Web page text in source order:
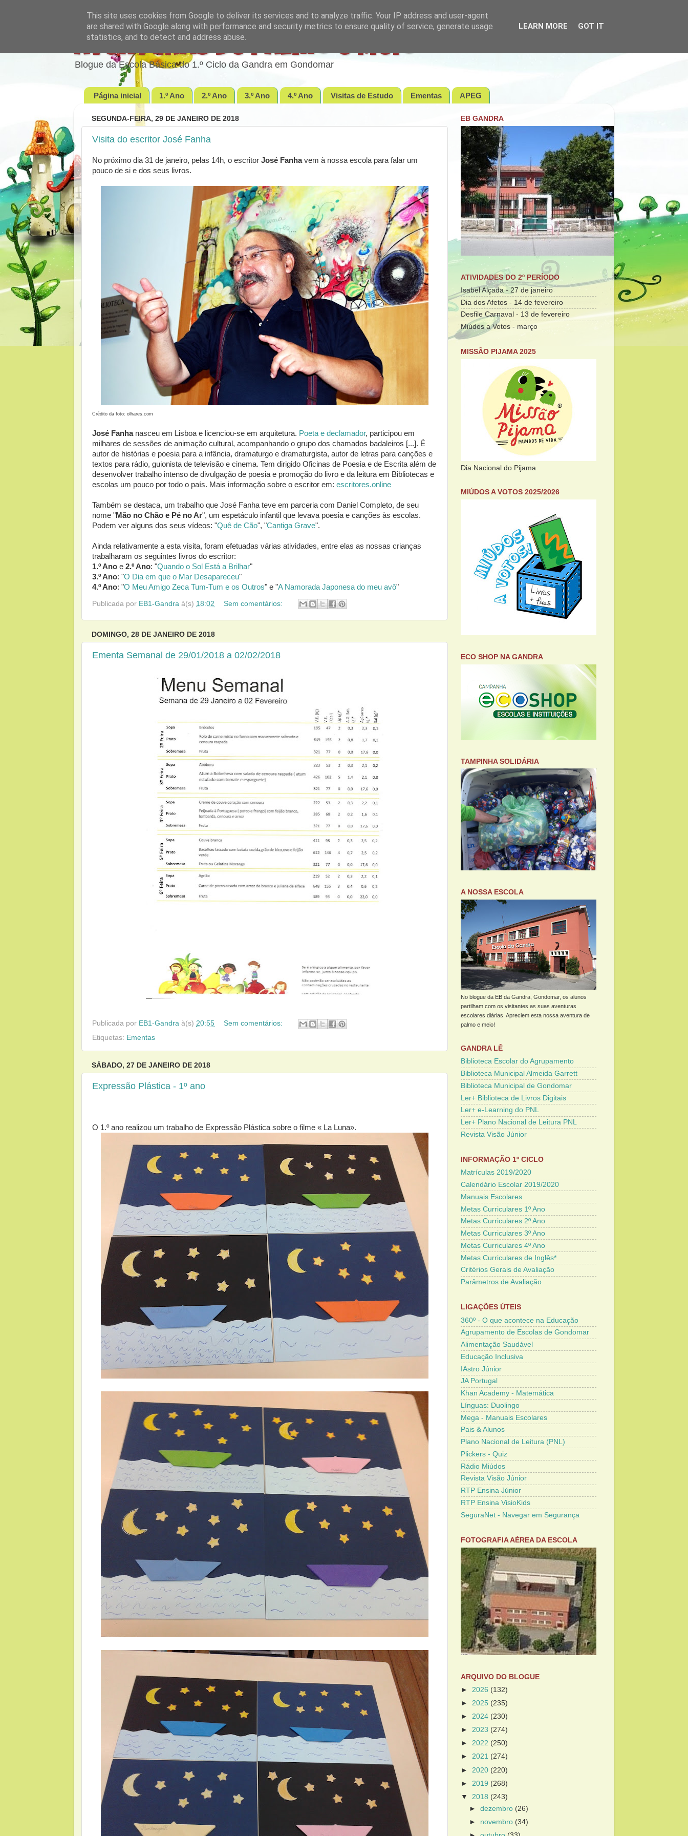
Aventuras de Palmo e Meio
Blogue da Escola Básica do 1.º Ciclo da Gandra em Gondomar
Página inicial 1.º Ano 2.º Ano 3.º Ano 4.º Ano Visitas de Estudo Ementas APEG
SEGUNDA-FEIRA, 29 DE JANEIRO DE 2018
Visita do escritor José Fanha
No próximo dia 31 de janeiro, pelas 14h, o escritor José Fanhavem à nossa escola para falar um
pouco de si e dos seus livros.
Crédito da foto: olhares.com
José Fanhanasceu em Lisboa e licenciou-se em arquitetura. Poeta e declamador, participou em
milhares de sessões de animação cultural, acompanhando o grupo dos chamados badaleiros [...]. É
autor de histórias e poesia para a infância, dramaturgo e dramaturgista, autor de letras para canções e
textos para rádio, guionista de televisão e cinema. Tem dirigido Oficinas de Poesia e de Escrita além de
desenvolver trabalho intenso de divulgação de poesia e promoção do livro e da leitura em Bibliotecas e
escolas um pouco por todo o país. Mais informação sobre o escritor em: escritores.online
Também se destaca, um trabalho que José Fanha teve em parceria com Daniel Completo, de seu
nome "Mão no Chão e Pé no Ar", um espetáculo infantil que levava poesia e canções às escolas.
Podem ver alguns dos seus vídeos: "Quê de Cão", "Cantiga Grave".
Ainda relativamente a esta visita, foram efetuadas várias atividades, entre elas as nossas crianças
trabalharam os seguintes livros do escritor:
1.º Ano e 2.º Ano: "Quando o Sol Está a Brilhar"
3.º Ano: "O Dia em que o Mar Desapareceu"
4.º Ano: "O Meu Amigo Zeca Tum-Tum e os Outros" e "A Namorada Japonesa do meu avô"
Publicada por EB1-Gandra à(s) 18:02 Sem comentários:
DOMINGO, 28 DE JANEIRO DE 2018
Ementa Semanal de 29/01/2018 a 02/02/2018
Publicada por EB1-Gandra à(s) 20:55
Sem comentários:
Etiquetas: Ementas
SÁBADO, 27 DE JANEIRO DE 2018
Expressão Plástica - 1º ano
O 1.º ano realizou um trabalho de Expressão Plástica sobre o filme « La Luna».
EB GANDRA
ATIVIDADES DO 2º PERÍODO
Isabel Alçada - 27 de janeiro
Dia dos Afetos - 14 de fevereiro
Desfile Carnaval - 13 de fevereiro
Miúdos a Votos - março
MISSÃO PIJAMA 2025
Dia Nacional do Pijama
MIÚDOS A VOTOS 2025/2026
ECO SHOP NA GANDRA
TAMPINHA SOLIDÁRIA
A NOSSA ESCOLA
No blogue da EB da Gandra, Gondomar, os alunos
partilham com os visitantes as suas aventuras
escolares diárias. Apreciem esta nossa aventura de
palmo e meio!
GANDRA LÊ
Biblioteca Escolar do Agrupamento
Biblioteca Municipal Almeida Garrett
Biblioteca Municipal de Gondomar
Ler+ Biblioteca de Livros Digitais
Ler+ e-Learning do PNL
Ler+ Plano Nacional de Leitura PNL
Revista Visão Júnior
INFORMAÇÃO 1º CICLO
Matrículas 2019/2020
Calendário Escolar 2019/2020
Manuais Escolares
Metas Curriculares 1º Ano
Metas Curriculares 2º Ano
Metas Curriculares 3º Ano
Metas Curriculares 4º Ano
Metas Curriculares de Inglês*
Critérios Gerais de Avaliação
Parâmetros de Avaliação
LIGAÇÕES ÚTEIS
360º - O que acontece na Educação
Agrupamento de Escolas de Gondomar
Alimentação Saudável
Educação Inclusiva
IAstro Júnior
JA Portugal
Khan Academy - Matemática
Línguas: Duolingo
Mega - Manuais Escolares
Pais & Alunos
Plano Nacional de Leitura (PNL)
Plickers - Quiz
Rádio Miúdos
Revista Visão Júnior
RTP Ensina Júnior
RTP Ensina VisioKids
SeguraNet - Navegar em Segurança
FOTOGRAFIA AÉREA DA ESCOLA
ARQUIVO DO BLOGUE
► 2026 (132)
► 2025 (235)
► 2024 (230)
► 2023 (274)
► 2022 (250)
► 2021 (274)
► 2020 (220)
► 2019 (268)
▼ 2018 (243)
►dezembro (26)
► novembro (34)
This site uses cookies from Google to deliver its services and to analyze traffic. Your IP address and user-agent
are shared with Google along with performance and security metrics to ensure quality of service, generate usage
statistics, and to detect and address abuse.
LEARN MORE GOT IT